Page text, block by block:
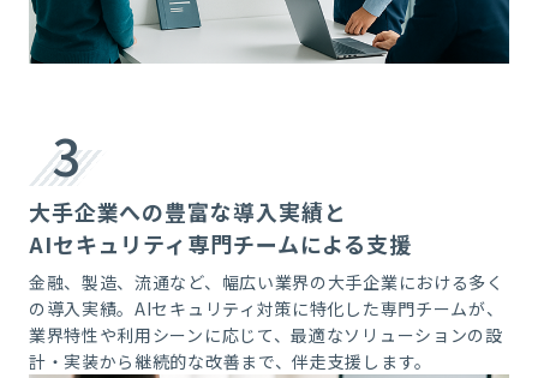
3
大手企業への豊富な導入実績と
AIセキュリティ専門チームによる支援
金融、製造、流通など、幅広い業界の大手企業における多く
の導入実績。AIセキュリティ対策に特化した専門チームが、
業界特性や利用シーンに応じて、最適なソリューションの設
計・実装から継続的な改善まで、伴走支援します。